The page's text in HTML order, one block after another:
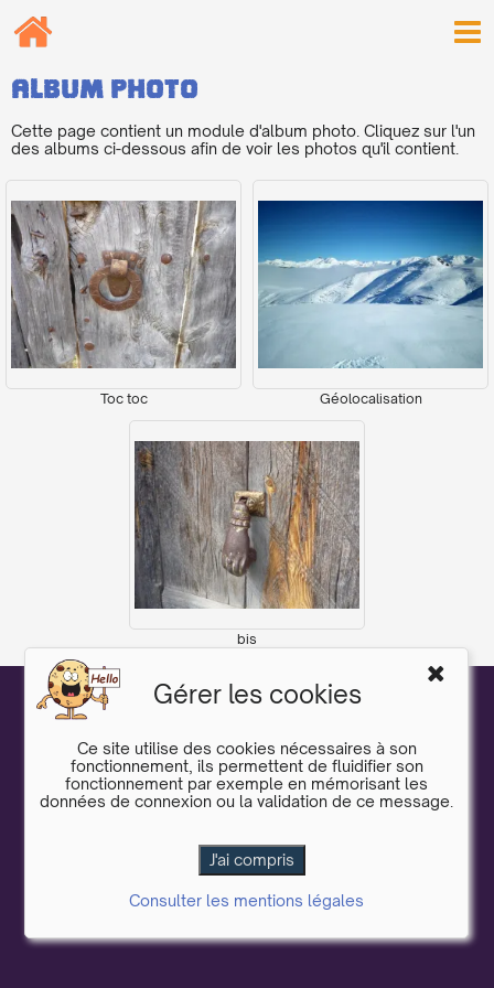
Album photo
Cette page contient un module d'album photo. Cliquez sur l'un
des albums ci-dessous afin de voir les photos qu'il contient.
Toc toc Géolocalisation
bis
SITE
DeltaCMS
6.0.05 | Plan du site |Cookies
Gérer les cookies
Ce site utilise des cookies nécessaires à son
fonctionnement, ils permettent de fluidifier son
fonctionnement par exemple en mémorisant les
données de connexion ou la validation de ce message.
Consulter les mentions légales